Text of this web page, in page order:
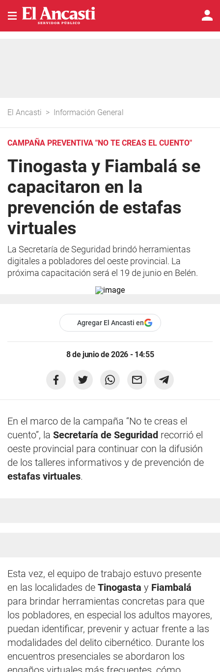
El Ancasti > Información General
CAMPAÑA PREVENTIVA "NO TE CREAS EL CUENTO"
Tinogasta y Fiambalá se
capacitaron en la
prevención de estafas
virtuales
La Secretaría de Seguridad brindó herramientas
digitales a pobladores del oeste provincial. La
próxima capacitación será el 19 de junio en Belén.
Agregar El Ancasti en
8 de junio de 2026 - 14:55
En el marco de la campaña “No te creas el
cuento”, la Secretaría de Seguridad recorrió el
oeste provincial para continuar con la difusión
de los talleres informativos y de prevención de
estafas virtuales.
Esta vez, el equipo de trabajo estuvo presente
en las localidades de Tinogasta y Fiambalá
para brindar herramientas concretas para que
los pobladores, en especial los adultos mayores,
puedan identificar, prevenir y actuar frente a las
modalidades del delito cibernético. Durante los
encuentros presenciales se abordaron los